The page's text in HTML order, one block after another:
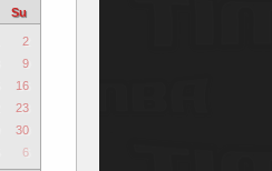
Su
2
9
16
23
30
6